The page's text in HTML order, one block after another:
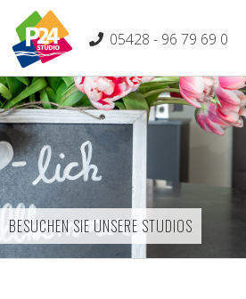
content
05428 - 96 79 69 0
BESUCHEN SIE UNSERE STUDIOS